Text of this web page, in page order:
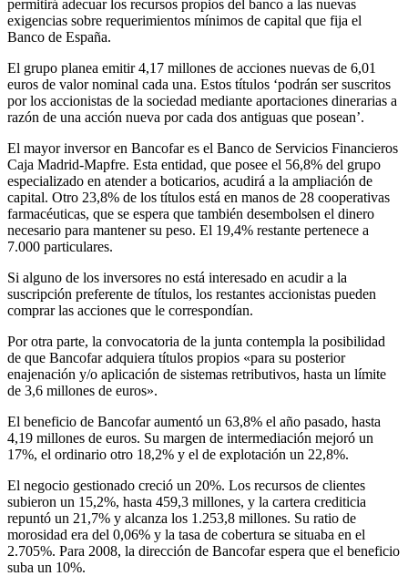
permitirá adecuar los recursos propios del banco a las nuevas
exigencias sobre requerimientos mínimos de capital que fija el
Banco de España.
El grupo planea emitir 4,17 millones de acciones nuevas de 6,01
euros de valor nominal cada una. Estos títulos ‘podrán ser suscritos
por los accionistas de la sociedad mediante aportaciones dinerarias a
razón de una acción nueva por cada dos antiguas que posean’.
El mayor inversor en Bancofar es el Banco de Servicios Financieros
Caja Madrid-Mapfre. Esta entidad, que posee el 56,8% del grupo
especializado en atender a boticarios, acudirá a la ampliación de
capital. Otro 23,8% de los títulos está en manos de 28 cooperativas
farmacéuticas, que se espera que también desembolsen el dinero
necesario para mantener su peso. El 19,4% restante pertenece a
7.000 particulares.
Si alguno de los inversores no está interesado en acudir a la
suscripción preferente de títulos, los restantes accionistas pueden
comprar las acciones que le correspondían.
Por otra parte, la convocatoria de la junta contempla la posibilidad
de que Bancofar adquiera títulos propios «para su posterior
enajenación y/o aplicación de sistemas retributivos, hasta un límite
de 3,6 millones de euros».
El beneficio de Bancofar aumentó un 63,8% el año pasado, hasta
4,19 millones de euros. Su margen de intermediación mejoró un
17%, el ordinario otro 18,2% y el de explotación un 22,8%.
El negocio gestionado creció un 20%. Los recursos de clientes
subieron un 15,2%, hasta 459,3 millones, y la cartera crediticia
repuntó un 21,7% y alcanza los 1.253,8 millones. Su ratio de
morosidad era del 0,06% y la tasa de cobertura se situaba en el
2.705%. Para 2008, la dirección de Bancofar espera que el beneficio
suba un 10%.